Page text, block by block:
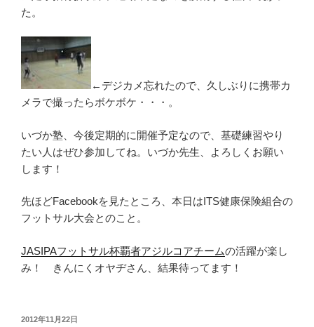
た。
←デジカメ忘れたので、久しぶりに携帯カ
メラで撮ったらボケボケ・・・。
いづか塾、今後定期的に開催予定なので、基礎練習やり
たい人はぜひ参加してね。いづか先生、よろしくお願い
します！
先ほどFacebookを見たところ、本日はITS健康保険組合の
フットサル大会とのこと。
JASIPAフットサル杯覇者アジルコアチームの活躍が楽し
み！ きんにくオヤヂさん、結果待ってます！
投
2012年11月22日